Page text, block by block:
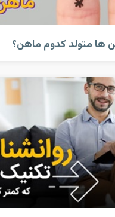
ها متولد کدوم ماهن؟